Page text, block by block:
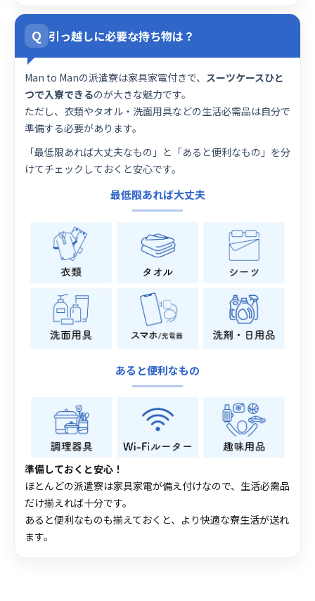
Q 引っ越しに必要な持ち物は？
Man to Manの派遣寮は家具家電付きで、 スーツケースひと
つで入寮できるのが大きな魅力です。
ただし、衣類やタオル・洗面用具などの生活必需品は自分で
準備する必要があります。
「最低限あれば大丈夫なもの」と「あると便利なもの」を分
けてチェックしておくと安心です。
最低限あれば大丈夫
あると便利なもの
準備しておくと安心！
ほとんどの派遣寮は家具家電が備え付けなので、生活必需品
だけ揃えれば十分です。
あると便利なものも揃えておくと、より快適な寮生活が送れ
ます。